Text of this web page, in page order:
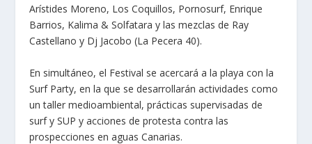
Arístides Moreno, Los Coquillos, Pornosurf, Enrique
Barrios, Kalima & Solfatara y las mezclas de Ray
Castellano y Dj Jacobo (La Pecera 40).
En simultáneo, el Festival se acercará a la playa con la
Surf Party, en la que se desarrollarán actividades como
un taller medioambiental, prácticas supervisadas de
surf y SUP y acciones de protesta contra las
prospecciones en aguas Canarias.